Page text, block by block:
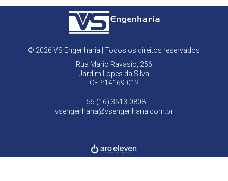
© 2026 VS Engenharia | Todos os direitos reservados
Rua Mario Ravasio, 256
Jardim Lopes da Silva
CEP:14169-012
+55 (16) 3513-0808
vsengenharia@vsengenharia.com.br